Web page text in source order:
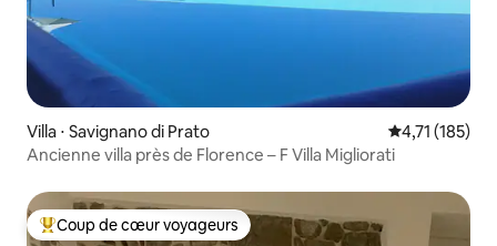
Villa ⋅ Savignano di Prato Évaluation
4,71 (185)
Ancienne villa près de Florence – F Villa Migliorati
Coups de cœur voyageurs les plus appréciés
Coup de cœur voyageurs